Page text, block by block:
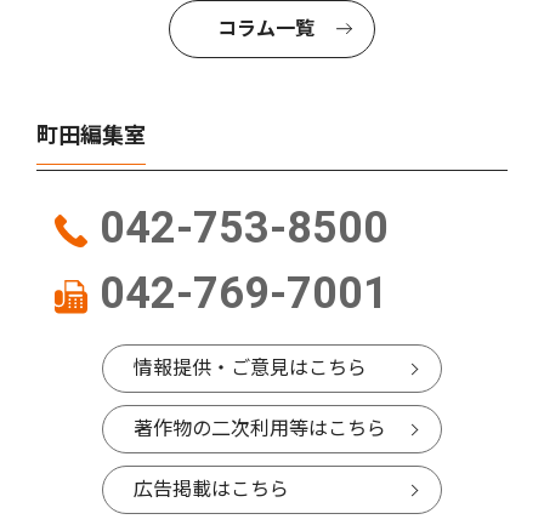
コラム一覧
町田編集室
042-753-8500
042-769-7001
情報提供・ご意見はこちら
著作物の二次利用等はこちら
広告掲載はこちら